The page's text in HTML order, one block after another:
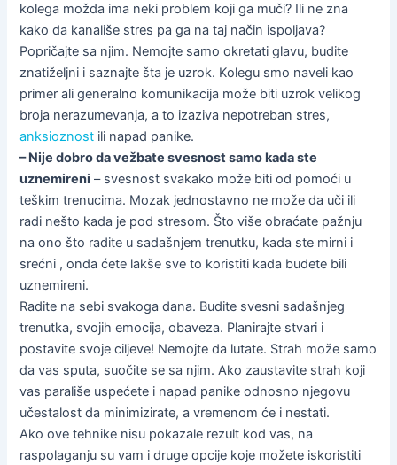
kolega možda ima neki problem koji ga muči? Ili ne zna
kako da kanališe stres pa ga na taj način ispoljava?
Popričajte sa njim. Nemojte samo okretati glavu, budite
znatiželjni i saznajte šta je uzrok. Kolegu smo naveli kao
primer ali generalno komunikacija može biti uzrok velikog
broja nerazumevanja, a to izaziva nepotreban stres,
anksioznost ili napad panike.
– Nije dobro da vežbate svesnost samo kada ste
uznemireni – svesnost svakako može biti od pomoći u
teškim trenucima. Mozak jednostavno ne može da uči ili
radi nešto kada je pod stresom. Što više obraćate pažnju
na ono što radite u sadašnjem trenutku, kada ste mirni i
srećni , onda ćete lakše sve to koristiti kada budete bili
uznemireni.
Radite na sebi svakoga dana. Budite svesni sadašnjeg
trenutka, svojih emocija, obaveza. Planirajte stvari i
postavite svoje ciljeve! Nemojte da lutate. Strah može samo
da vas sputa, suočite se sa njim. Ako zaustavite strah koji
vas parališe uspećete i napad panike odnosno njegovu
učestalost da minimizirate, a vremenom će i nestati.
Ako ove tehnike nisu pokazale rezult kod vas, na
raspolaganju su vam i druge opcije koje možete iskoristiti